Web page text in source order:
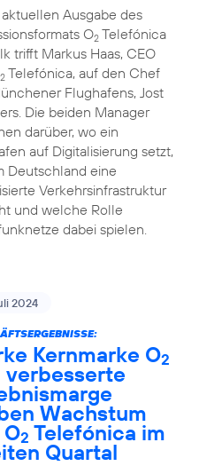
Ausgabe des
O2Telefónica
trifft Markus Haas, CEO
2Telefónica, auf den Chef
Flughafens, Jost
Die beiden Manager
darüber, wo ein
auf Digitalisierung setzt,
Deutschland eine
Verkehrsinfrastruktur
und welche Rolle
dabei spielen.
2024
Kernmarke O2
verbesserte
Wachstum
2 Telefónica im
Quartal